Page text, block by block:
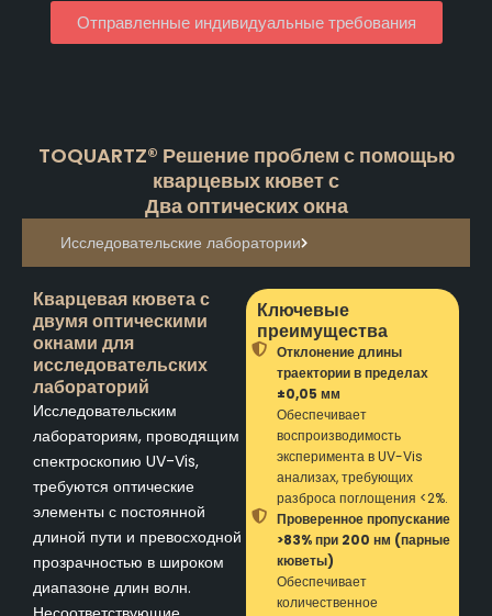
Отправленные индивидуальные требования
TOQUARTZ® Решение проблем с помощью
кварцевых кювет с
Два оптических окна
Исследовательские лаборатории
Кварцевая кювета с
двумя оптическими
окнами для
исследовательских
лабораторий
Исследовательским
лабораториям, проводящим
спектроскопию UV-Vis,
требуются оптические
элементы с постоянной
длиной пути и превосходной
прозрачностью в широком
диапазоне длин волн.
Ключевые
преимущества
Отклонение длины
траектории в пределах
±0,05 мм
Обеспечивает
воспроизводимость
эксперимента в UV-Vis
анализах, требующих
разброса поглощения <2%.
Проверенное пропускание
>83% при 200 нм (парные
кюветы)
Обеспечивает
количественное